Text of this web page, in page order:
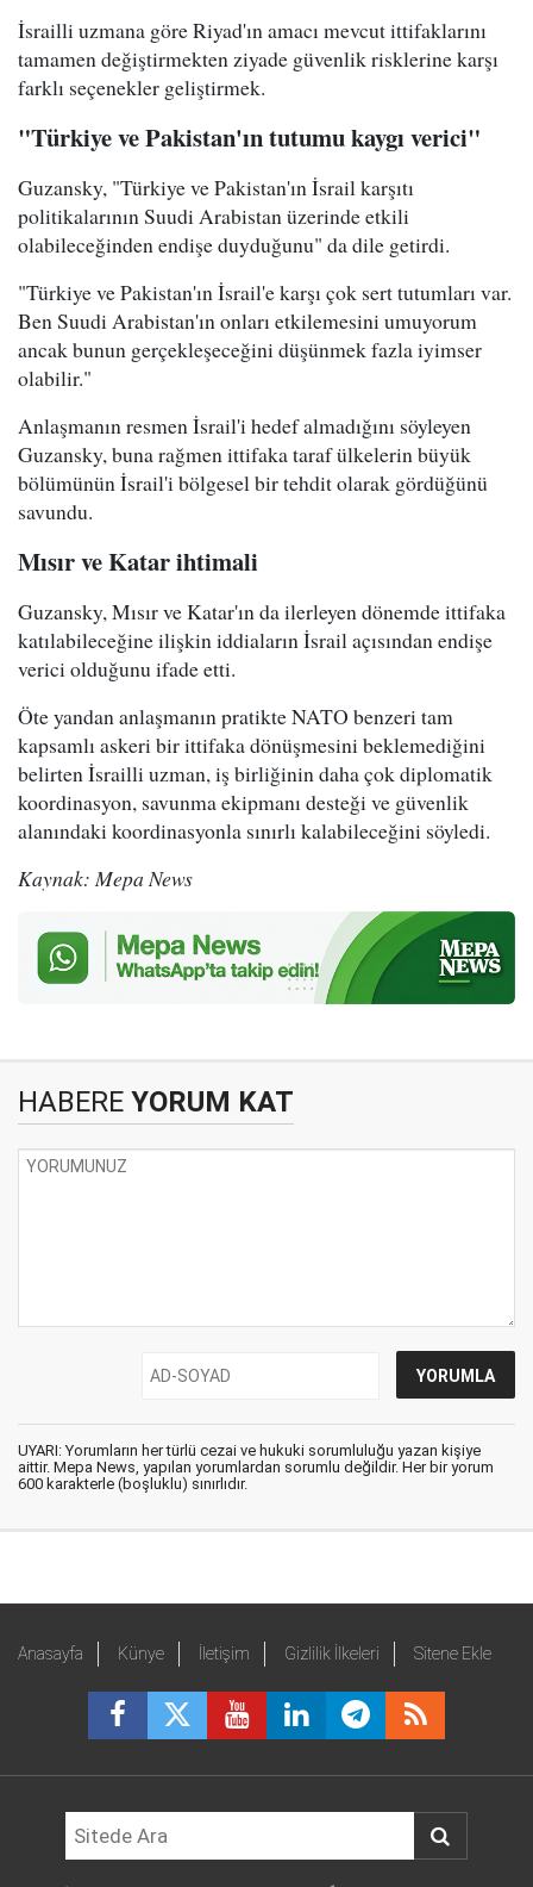
İsrailli uzmana göre Riyad'ın amacı mevcut ittifaklarını
tamamen değiştirmekten ziyade güvenlik risklerine karşı
farklı seçenekler geliştirmek.
"Türkiye ve Pakistan'ın tutumu kaygı verici"
Guzansky, "Türkiye ve Pakistan'ın İsrail karşıtı
politikalarının Suudi Arabistan üzerinde etkili
olabileceğinden endişe duyduğunu" da dile getirdi.
"Türkiye ve Pakistan'ın İsrail'e karşı çok sert tutumları var.
Ben Suudi Arabistan'ın onları etkilemesini umuyorum
ancak bunun gerçekleşeceğini düşünmek fazla iyimser
olabilir."
Anlaşmanın resmen İsrail'i hedef almadığını söyleyen
Guzansky, buna rağmen ittifaka taraf ülkelerin büyük
bölümünün İsrail'i bölgesel bir tehdit olarak gördüğünü
savundu.
Mısır ve Katar ihtimali
Guzansky, Mısır ve Katar'ın da ilerleyen dönemde ittifaka
katılabileceğine ilişkin iddiaların İsrail açısından endişe
verici olduğunu ifade etti.
Öte yandan anlaşmanın pratikte NATO benzeri tam
kapsamlı askeri bir ittifaka dönüşmesini beklemediğini
belirten İsrailli uzman, iş birliğinin daha çok diplomatik
koordinasyon, savunma ekipmanı desteği ve güvenlik
alanındaki koordinasyonla sınırlı kalabileceğini söyledi.
Kaynak: Mepa News
HABERE YORUM KAT
UYARI: Yorumların her türlü cezai ve hukuki sorumluluğu yazan kişiye
aittir. Mepa News, yapılan yorumlardan sorumlu değildir. Her bir yorum
600 karakterle (boşluklu) sınırlıdır.
Anasayfa Künye İletişim Gizlilik İlkeleri Sitene Ekle